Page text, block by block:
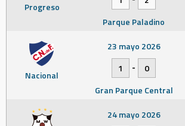
Progreso
Parque Paladino
Nacional
23 mayo 2026
1
-
0
Gran Parque Central
24 mayo 2026